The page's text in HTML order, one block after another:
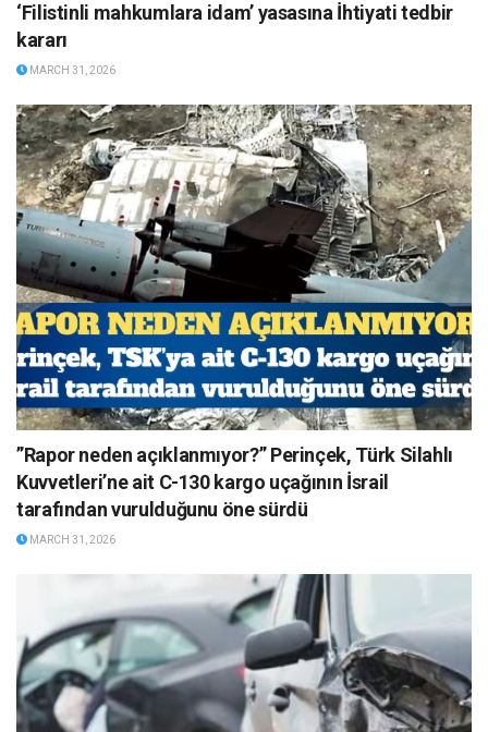
‘Filistinli mahkumlara idam’ yasasına İhtiyati tedbir
kararı
MARCH 31, 2026
”Rapor neden açıklanmıyor?” Perinçek, Türk Silahlı
Kuvvetleri’ne ait C-130 kargo uçağının İsrail
tarafından vurulduğunu öne sürdü
MARCH 31, 2026